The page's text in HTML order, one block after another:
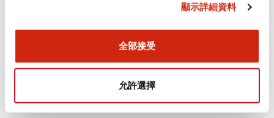
顯示詳細資料
全部接受
允許選擇